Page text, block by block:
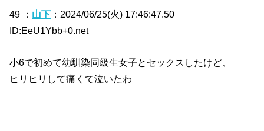
49 ： 山下 ：2024/06/25(火) 17:46:47.50
ID:EeU1Ybb+0.net
小6で初めて幼馴染同級生女子とセックスしたけど、
ヒリヒリして痛くて泣いたわ